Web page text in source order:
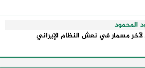
المحمود
لآخر مسمار في نعش النظام الإيراني